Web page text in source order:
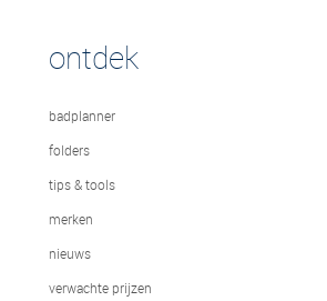
ontdek
badplanner
folders
tips & tools
merken
nieuws
verwachte prijzen